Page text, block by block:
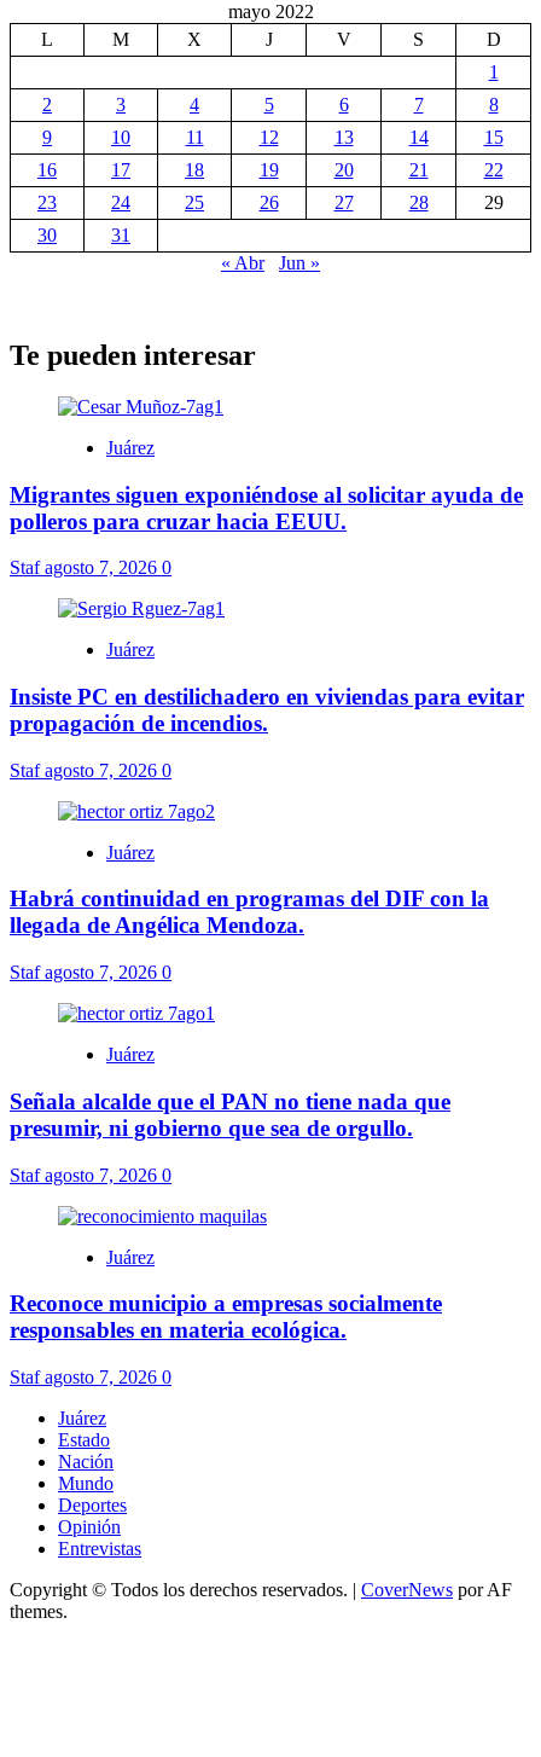
mayo 2022
L
M X J V S
D
1
2
3 4 5 6 7
8
9
10 11 12 13 14
15
16
17 18 19 20 21
22
23
24 25 26 27 28
29
30
31
« Abr
Jun »
Te pueden interesar
Juárez
Migrantes siguen exponiéndose al solicitar ayuda de
polleros para cruzar hacia EEUU.
Stafagosto 7, 2026 0
Juárez
Insiste PC en destilichadero en viviendas para evitar
propagación de incendios.
Stafagosto 7, 2026 0
Juárez
Habrá continuidad en programas del DIF con la
llegada de Angélica Mendoza.
Stafagosto 7, 2026 0
Juárez
Señala alcalde que el PAN no tiene nada que
presumir, ni gobierno que sea de orgullo.
Stafagosto 7, 2026 0
Juárez
Reconoce municipio a empresas socialmente
responsables en materia ecológica.
Stafagosto 7, 2026 0
Juárez
Estado
Nación
Mundo
Deportes
Opinión
Entrevistas
Copyright © Todos los derechos reservados. | CoverNews por AF
themes.